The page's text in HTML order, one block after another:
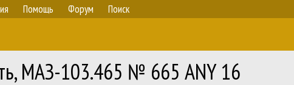
Помощь Форум Поиск
МАЗ-103.465 № 665 ANY 16